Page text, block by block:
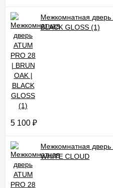
Межкомнатная дверь
BLACK GLOSS (1)
5 100 ₽
Межкомнатная дверь
WHITE CLOUD